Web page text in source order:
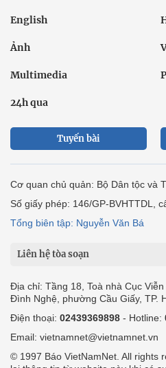
English
Ảnh
Multimedia
24h qua
Tuyến bài
Cơ quan chủ quản: Bộ Dân tộc và
Số giấy phép: 146/GP-BVHTTDL,
Tổng biên tập: Nguyễn Văn Bá
Liên hệ tòa soạn
Địa chỉ: Tầng 18, Toà nhà Cục
Đình Nghệ, phường Cầu Giấy, TP.
Điện thoại: 02439369898 - Hotline:
Email: vietnamnet@vietnamnet.vn
© 1997 Báo VietNamNet. All rights